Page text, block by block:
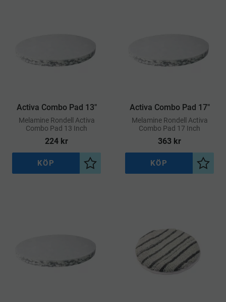
Activa Combo Pad 13"
​Melamine Rondell Activa
Combo Pad 13 Inch
224 kr
Lägg till i önskelista
KÖP
Activa Combo Pad 17"
​Melamine Rondell Activa
Combo Pad 17 Inch
363 kr
Lägg
KÖP